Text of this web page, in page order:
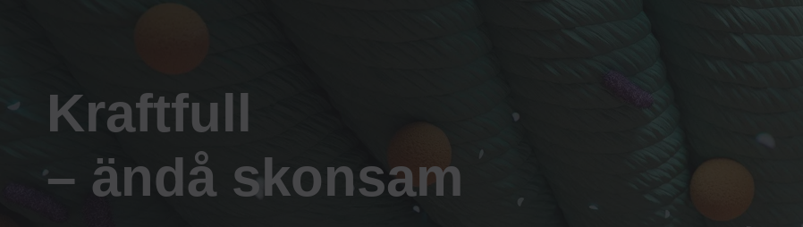
Kraftfull
– ändå skonsam